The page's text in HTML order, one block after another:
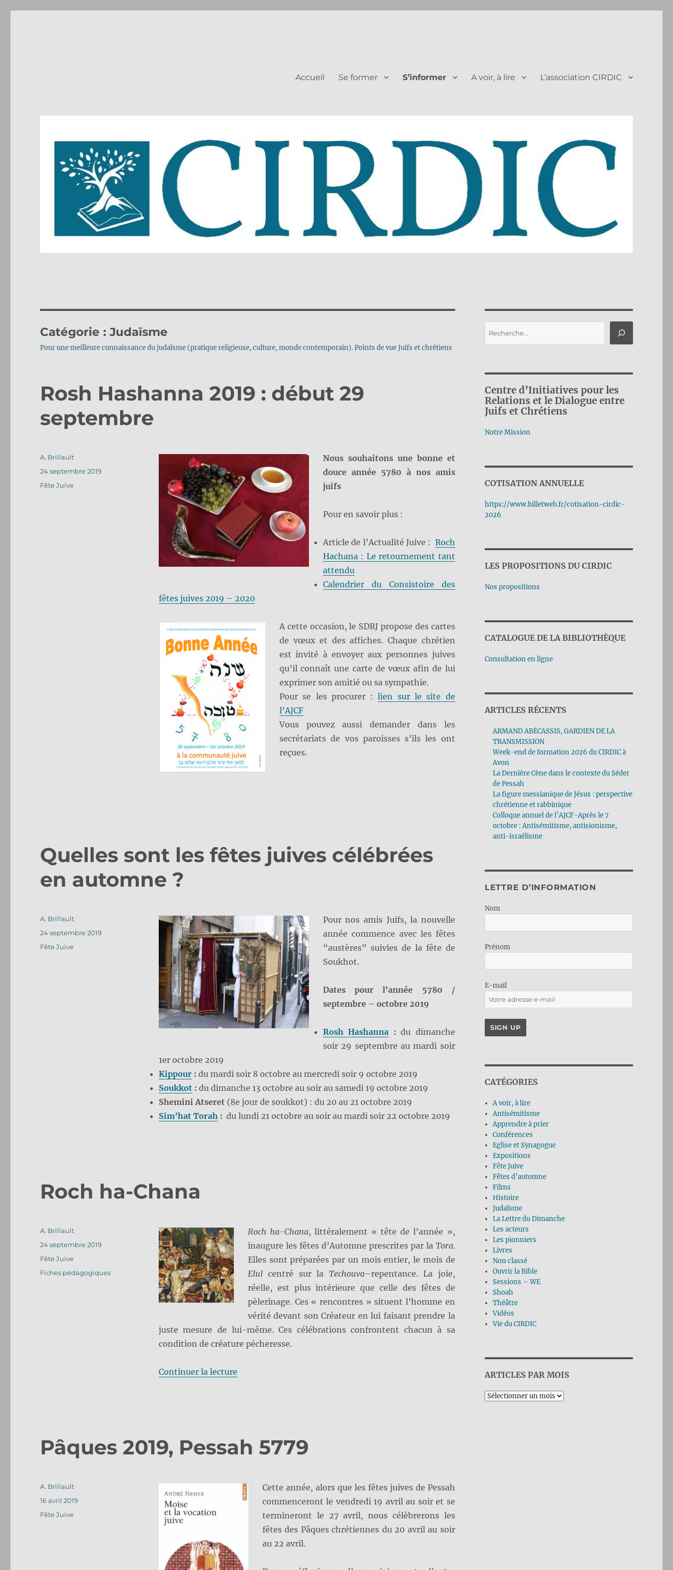
Accueil Se former S’informer A voir, à lire L’association CIRDIC
Catégorie :Judaïsme
Pour une meilleure connaissance du judaïsme (pratique religieuse, culture, monde contemporain). Points de vue Juifs et chrétiens
Rosh Hashanna 2019 : début 29
septembre
Nous souhaitons une bonne et
douce année 5780 à nos amis
juifs
Pour en savoir plus :
Article de l’Actualité Juive : Roch
Hachana : Le retournement tant
attendu
Calendrier du Consistoire des
fêtes juives 2019 – 2020
A cette occasion, le SDRJ propose des cartes
de vœux et des affiches. Chaque chrétien
est invité à envoyer aux personnes juives
qu’il connaît une carte de vœux afin de lui
exprimer son amitié ou sa sympathie.
Pour se les procurer :lien sur le site de
l’AJCF
Vous pouvez aussi demander dans les
secrétariats de vos paroisses s’ils les ont
reçues.
Auteur
A. Brillault
Publié
le
24 septembre 2019
Catégories
Fête Juive
Quelles sont les fêtes juives célébrées
en automne ?
Pour nos amis Juifs, la nouvelle
année commence avec les fêtes
“austères” suivies de la fête de
Soukhot.
Dates pour l’année 5780 /
septembre – octobre 2019
Rosh Hashanna :du dimanche
soir 29 septembre au mardi soir
1er octobre 2019
Kippour: du mardi soir 8 octobre au mercredi soir 9 octobre 2019
Soukkot: du dimanche 13 octobre au soir au samedi 19 octobre 2019
Shemini Atseret (8e jour de soukkot) : du 20 au 21 octobre 2019
Sim’hat Torah: du lundi 21 octobre au soir au mardi soir 22 octobre 2019
Auteur
A. Brillault
Publié
le
24 septembre 2019
Catégories
Fête Juive
Roch ha-Chana
Roch ha-Chana, littéralement « tête de l’année »,
inaugure les fêtes d’Automne prescrites par la Tora.
Elles sont préparées par un mois entier, le mois de
Elul centré sur la Techouva–repentance. La joie,
réelle, est plus intérieure que celle des fêtes de
pèlerinage. Ces « rencontres » situent l’homme en
vérité devant son Créateur en lui faisant prendre la
juste mesure de lui-même. Ces célébrations confrontent chacun à sa
condition de créature pécheresse.
Continuer la lecturede « Roch ha-Chana »
Auteur
A. Brillault
Publié
le
24 septembre 2019
Catégories
Fête Juive
Étiquettes
Fiches pédagogiques
Pâques 2019, Pessah 5779
Cette année, alors que les fêtes juives de Pessah
commenceront le vendredi 19 avril au soir et se
termineront le 27 avril, nous célèbrerons les
fêtes des Pâques chrétiennes du 20 avril au soir
au 22 avril.
Auteur
A. Brillault
Publié
le
16 avril 2019
Catégories
Fête Juive
Centre d’Initiatives pour les
Relations et le Dialogue entre
Juifs et Chrétiens
Notre Mission
COTISATION ANNUELLE
https://www.billetweb.fr/cotisation-cirdic-
2026
LES PROPOSITIONS DU CIRDIC
Nos propositions
CATALOGUE DE LA BIBLIOTHÈQUE
Consultation en ligne
ARTICLES RÉCENTS
ARMAND ABÉCASSIS, GARDIEN DE LA
TRANSMISSION
Week-end de formation 2026 du CIRDIC à
Avon
La Dernière Cène dans le contexte du Séder
de Pessah
La figure messianique de Jésus : perspective
chrétienne et rabbinique
Colloque annuel de l’AJCF-Après le 7
octobre : Antisémitisme, antisionisme,
anti-israélisme
LETTRE D’INFORMATION
Nom
Prénom
E-mail
CATÉGORIES
A voir, à lire
Antisémitisme
Apprendre à prier
Conférences
Eglise et Synagogue
Expositions
Fête Juive
Fêtes d’automne
Films
Histoire
Judaïsme
La Lettre du Dimanche
Les acteurs
Les pionniers
Livres
Non classé
Ouvrir la Bible
Sessions – WE
Shoah
Théâtre
Vidéos
Vie du CIRDIC
ARTICLES PAR MOIS
Archives